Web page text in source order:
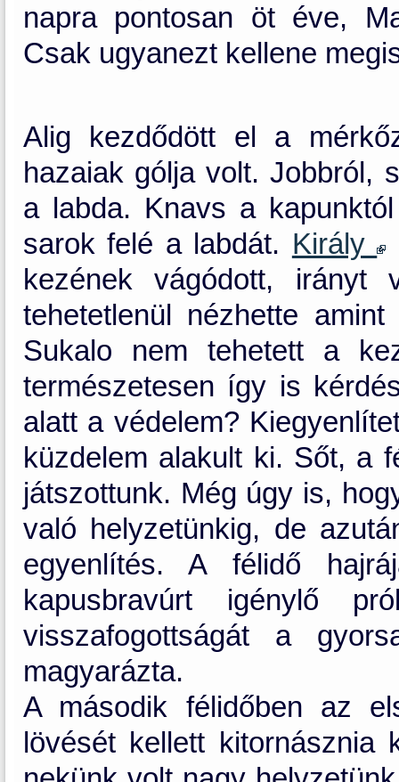
napra pontosan öt éve,
Csak ugyanezt kellene
Alig kezdődött el a
hazaiak gólja volt. Jobbról,
a labda. Knavs a
sarok felé a labdát. Király
kezének vágódott, irányt
tehetetlenül nézhette
Sukalo nem tehetett a
természetesen így is
alatt a védelem?
küzdelem alakult ki. Sőt, a
játszottunk. Még úgy is,
való helyzetünkig, de
egyenlítés. A félidő
kapusbravúrt igénylő
visszafogottságát a
magyarázta.
A második félidőben az
lövését kellett kitornásznia